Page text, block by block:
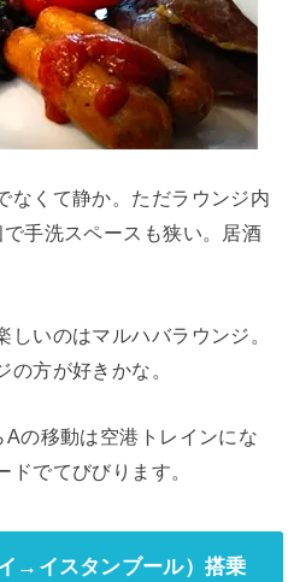
なくて静か。ただラウンジ内
手洗スペースも狭い。居酒
いのはマルハバラウンジ。
の方が好きかな。
の移動は空港トレインにな
ドでてびびります。
→イスタンブール）搭乗